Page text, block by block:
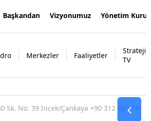
Başkandan Vizyonumuz Yönetim
Merkezler Faaliyetler
Strateji
TV
Sk. No: 39 İncek/Çankaya +90 312 489 18